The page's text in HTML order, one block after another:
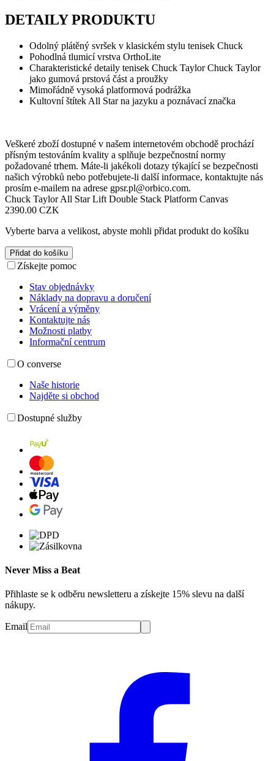
DETAILY PRODUKTU
Odolný plátěný svršek v klasickém stylu tenisek Chuck
Pohodlná tlumicí vrstva OrthoLite
Charakteristické detaily tenisek Chuck Taylor Chuck Taylor
jako gumová prstová část a proužky
Mimořádně vysoká platformová podrážka
Kultovní štítek All Star na jazyku a poznávací značka
Veškeré zboží dostupné v našem internetovém obchodě prochází
přísným testováním kvality a splňuje bezpečnostní normy
požadované trhem. Máte-li jakékoli dotazy týkající se bezpečnosti
našich výrobků nebo potřebujete-li další informace, kontaktujte nás
prosím e-mailem na adrese gpsr.pl@orbico.com.
Chuck Taylor All Star Lift Double Stack Platform Canvas
2390.00 CZK
Vyberte barva a velikost, abyste mohli přidat produkt do košíku
Přidat do košíku
Získejte pomoc
Stav objednávky
Náklady na dopravu a doručení
Vrácení a výměny
Kontaktujte nás
Možnosti platby
Informační centrum
O converse
Naše historie
Najděte si obchod
Dostupné služby
Never Miss a Beat
Přihlaste se k odběru newsletteru a získejte 15% slevu na další
nákupy.
Email